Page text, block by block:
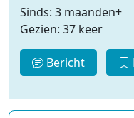
Sinds: 3 maanden+
Gezien: 37 keer
Bericht